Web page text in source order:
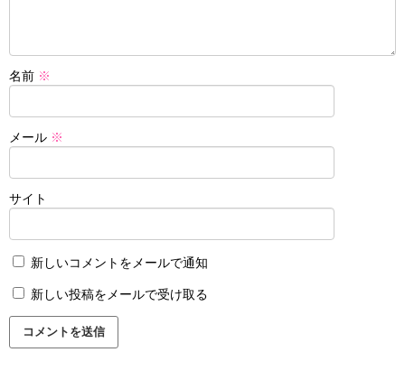
名前 ※
メール ※
サイト
新しいコメントをメールで通知
新しい投稿をメールで受け取る